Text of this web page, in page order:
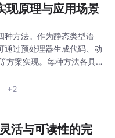
现原理与应用场景
种方法。作为静态类型语
通过预处理器生成代码、动
方案实现。每种方法各具
类型擦除平衡了易用性与
+2
活与可读性的完